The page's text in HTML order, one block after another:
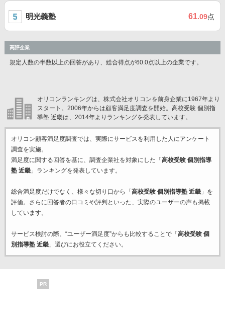
明光義塾 61.09点
高評企業
規定人数の半数以上の回答があり、総合得点が60.0点以上の企業です。
オリコンランキングは、株式会社オリコンを前身企業に1967年より
スタート。2006年からは顧客満足度調査を開始。高校受験 個別指
導塾 近畿は、2014年よりランキングを発表しています。
オリコン顧客満足度調査では、実際にサービスを利用した 人にアンケート
調査を実施。
満足度に関する回答を基に、調査企業社を対象にした「 高校受験 個別指導
塾 近畿」ランキングを発表しています。
総合満足度だけでなく、様々な切り口から「 高校受験 個別指導塾 近畿」を
評価。さらに回答者の口コミや評判といった、実際のユーザーの声も掲載
しています。
サービス検討の際、“ユーザー満足度”からも比較することで「 高校受験 個
別指導塾 近畿」選びにお役立てください。
PR